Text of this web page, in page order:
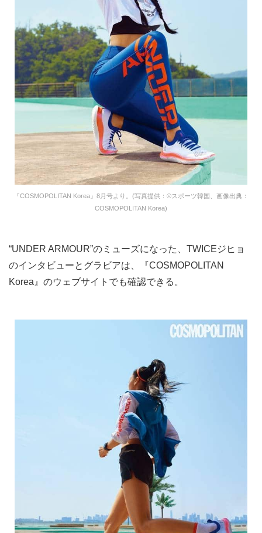
『COSMOPOLITAN Korea』8月号より。(写真提供：©スポーツ韓国、画像出典：
COSMOPOLITAN Korea)
“UNDER ARMOUR”のミューズになった、TWICEジヒョ
のインタビューとグラビアは、『COSMOPOLITAN
Korea』のウェブサイトでも確認できる。